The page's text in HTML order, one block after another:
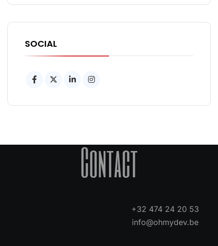
SOCIAL
Contact
+32 474 24 20 53
info@ohmydev.be